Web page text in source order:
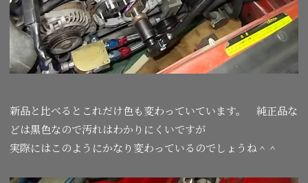
新品と比べるとこれだけ色も変わっていています。 純正品な
どは黒色なので汚れはわかりにくいですが
実際にはこのようにかなり変わっているのでしょうね＾＾